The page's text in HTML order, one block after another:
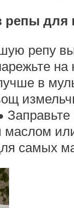
для
репу
на
в
маслом
самых